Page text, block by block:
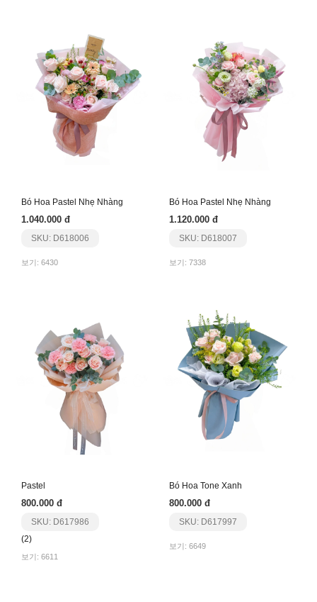
Bó Hoa Pastel Nhẹ Nhàng
1.040.000 đ
SKU: D618006
보기: 6430
Bó Hoa Pastel Nhẹ Nhàng
1.120.000 đ
SKU: D618007
보기: 7338
Pastel
800.000 đ
SKU: D617986
(2)
보기: 6611
Bó Hoa Tone Xanh
800.000 đ
SKU: D617997
보기: 6649